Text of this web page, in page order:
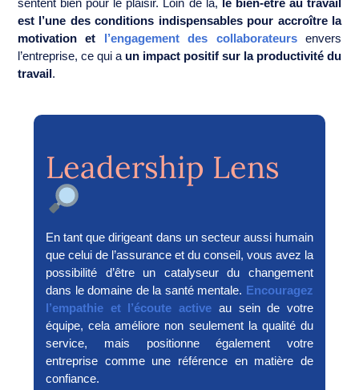
sentent bien pour le plaisir. Loin de là, le bien-être au travail
est l’une des conditions indispensables pour accroître la
motivation et l’engagement des collaborateursenvers
l’entreprise, ce qui a un impact positif sur la productivité du
travail.
Leadership Lens
En tant que dirigeant dans un secteur aussi humain
que celui de l’assurance et du conseil, vous avez la
possibilité d’être un catalyseur du changement
dans le domaine de la santé mentale. Encouragez
l’empathie et l’écoute active au sein de votre
équipe, cela améliore non seulement la qualité du
service, mais positionne également votre
entreprise comme une référence en matière de
confiance.